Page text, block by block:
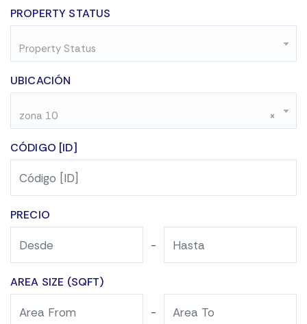
PROPERTY STATUS
Property Status
UBICACIÓN
×
zona 10
CÓDIGO [ID]
PRECIO
-
AREA SIZE (SQFT)
-